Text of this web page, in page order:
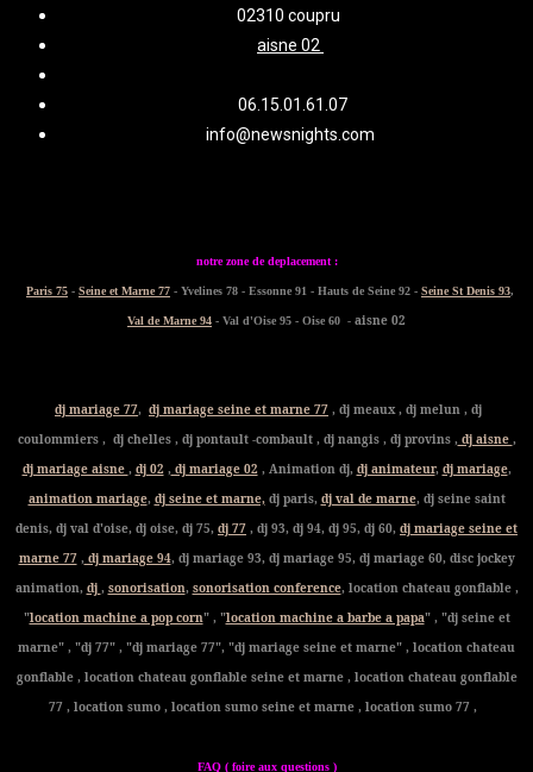
02310 coupru
aisne 02
06.15.01.61.07
info@newsnights.com
notre zone de deplacement :
Paris 75 - Seine et Marne 77 - Yvelines 78 - Essonne 91 - Hauts de Seine 92 - Seine St Denis 93,
Val de Marne 94 - Val d'Oise 95 - Oise 60 - aisne 02
dj mariage 77, dj mariage seine et marne 77 , dj meaux , dj melun , dj
coulommiers , dj chelles , dj pontault -combault , dj nangis , dj provins ,dj aisne ,
dj mariage aisne , dj 02 ,dj mariage 02 , Animation dj, dj animateur, dj mariage,
animation mariage, dj seine et marne,dj paris, dj val de marne, dj seine saint
denis, dj val d'oise, dj oise, dj 75, dj 77 , dj 93, dj 94, dj 95, dj 60, dj mariage seine et
marne 77,dj mariage 94, dj mariage 93, dj mariage 95, dj mariage 60, disc jockey
animation, dj , sonorisation, sonorisation conference, location chateau gonflable ,
"location machine a pop corn" , "location machine a barbe a papa" , "dj seine et
marne" , "dj 77" , "dj mariage 77", "dj mariage seine et marne" , location chateau
gonflable , location chateau gonflable seine et marne , location chateau gonflable
77 , location sumo , location sumo seine et marne , location sumo 77 ,
FAQ ( foire aux questions )